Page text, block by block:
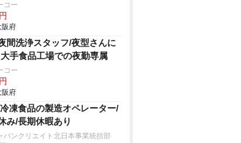
コー
阪府
間洗浄スタッフ/夜型さんに
手食品工場での夜勤専属
コー
阪府
凍食品の製造オペレーター/
み/長期休暇あり
パンクリエイト北日本事業統括部